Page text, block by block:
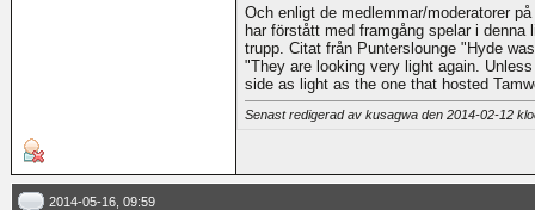
Och enligt de medlemmar/moderatorer
har förstått med framgång spelar i
trupp. Citat från Punterslounge "Hyde
"They are looking very light again.
side as light as the one that hosted
Senast redigerad av kusagwa den 2014-02-12
2014-05-16, 09:59